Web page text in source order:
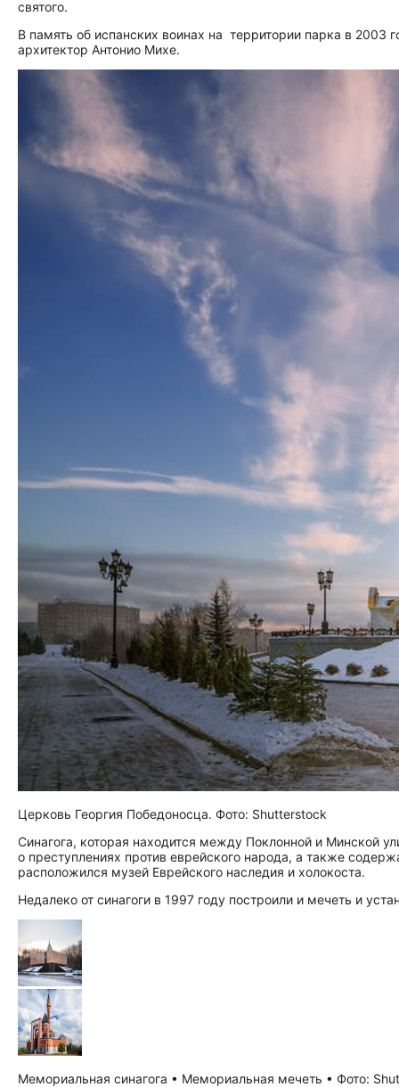
святого.
В память об испанских воинах на территории парка в 2003
архитектор Антонио Михе.
Церковь Георгия Победоносца. Фото: Shutterstock
Синагога, которая находится между Поклонной и Минской
о преступлениях против еврейского народа, а также
расположился музей Еврейского наследия и холокоста.
Недалеко от синагоги в 1997 году построили и мечеть и
Мемориальная синагога • Мемориальная мечеть • Фото: